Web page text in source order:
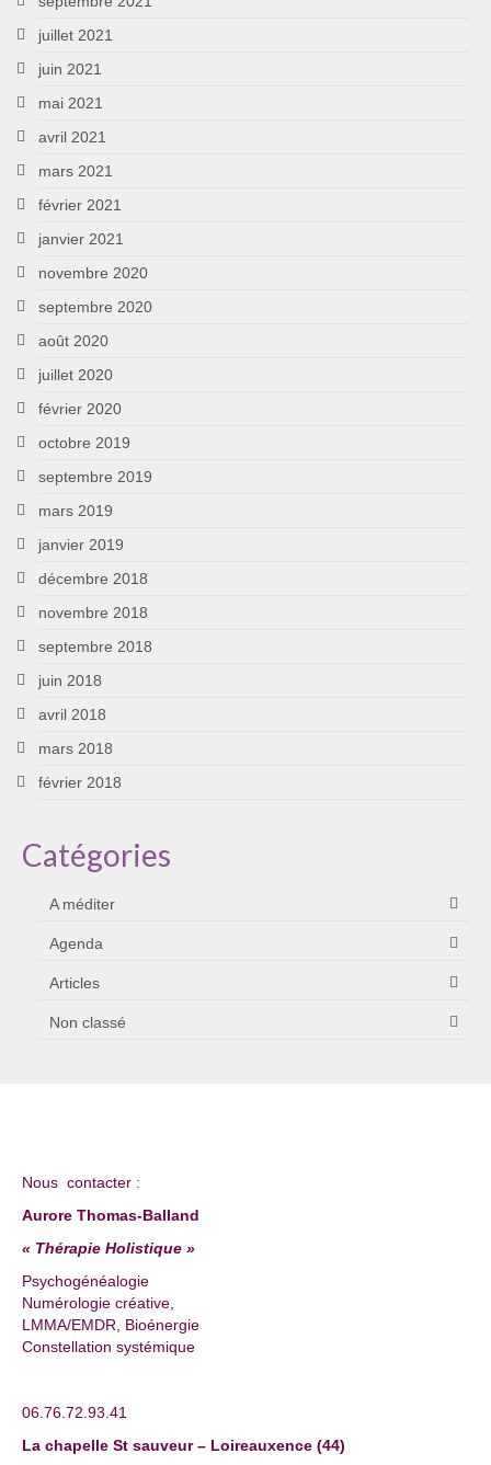
juillet 2021
juin 2021
mai 2021
avril 2021
mars 2021
février 2021
janvier 2021
novembre 2020
septembre 2020
août 2020
juillet 2020
février 2020
octobre 2019
septembre 2019
mars 2019
janvier 2019
décembre 2018
novembre 2018
septembre 2018
juin 2018
avril 2018
mars 2018
février 2018
Catégories
A méditer
Agenda
Articles
Non classé
Nous contacter :
Aurore Thomas-Balland
« Thérapie Holistique »
Psychogénéalogie
Numérologie créative,
LMMA/EMDR, Bioénergie
Constellation systémique
06.76.72.93.41
La chapelle St sauveur – Loireauxence (44)